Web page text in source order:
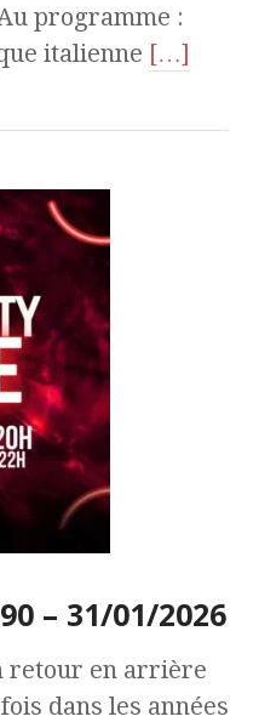
programme :
italienne […]
– 31/01/2026
retour en arrière
dans les années